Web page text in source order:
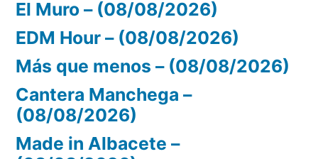
El Muro – (08/08/2026)
EDM Hour – (08/08/2026)
Más que menos – (08/08/2026)
Cantera Manchega –
(08/08/2026)
Made in Albacete –